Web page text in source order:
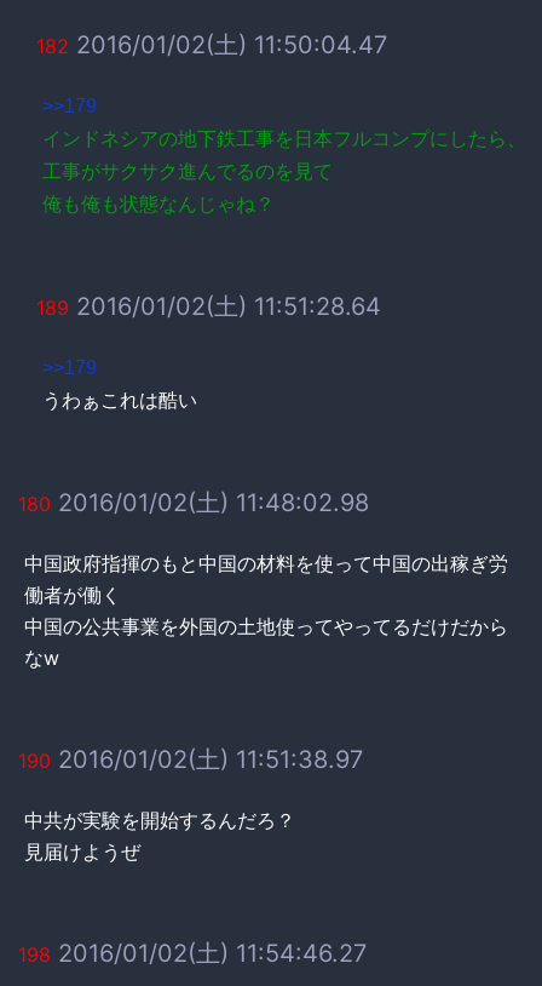
182 2016/01/02(土) 11:50:04.47
>>179
インドネシアの地下鉄工事を日本フルコンプにしたら、
工事がサクサク進んでるのを見て
俺も俺も状態なんじゃね？
189 2016/01/02(土) 11:51:28.64
>>179
うわぁこれは酷い
180 2016/01/02(土) 11:48:02.98
中国政府指揮のもと中国の材料を使って中国の出稼ぎ労
働者が働く
中国の公共事業を外国の土地使ってやってるだけだから
なw
190 2016/01/02(土) 11:51:38.97
中共が実験を開始するんだろ？
見届けようぜ
198 2016/01/02(土) 11:54:46.27